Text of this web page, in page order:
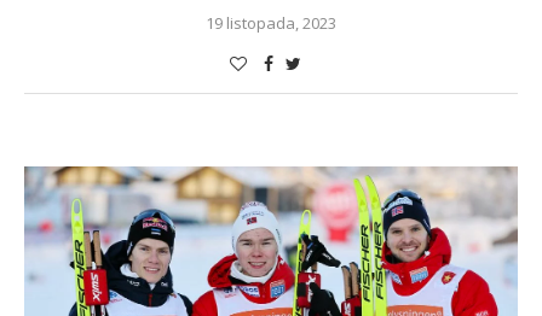
19 listopada, 2023